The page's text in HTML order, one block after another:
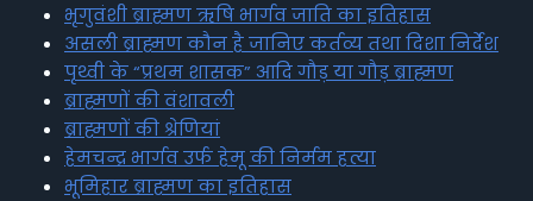
भृगुवंशी ब्राह्मण ऋषि भार्गव जाति का इतिहास
असली ब्राह्मण कौन है जानिए कर्तव्य तथा दिशा निर्देश
पृथ्वी के “प्रथम शासक” आदि गौड़ या गौड़ ब्राह्मण
ब्राह्मणों की वंशावली
ब्राह्मणों की श्रेणियां
हेमचन्द्र भार्गव उर्फ हेमू की निर्मम हत्या
भूमिहार ब्राह्मण का इतिहास